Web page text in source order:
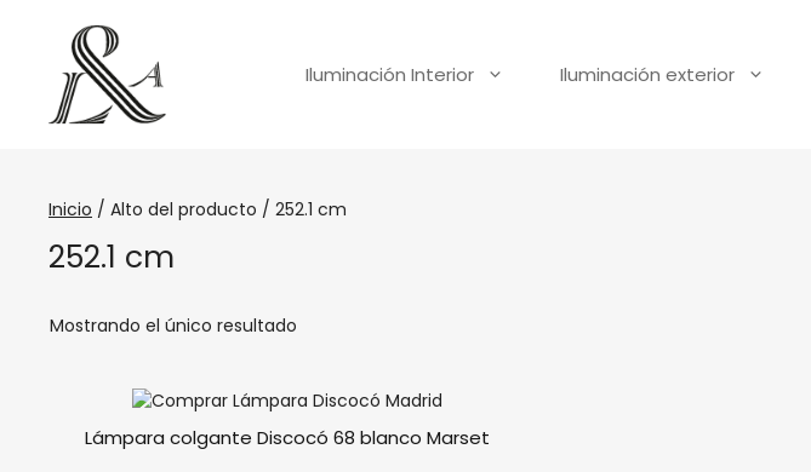
Iluminación Interior Iluminación exterior
Inicio / Alto del producto / 252.1 cm
252.1 cm
Mostrando el único resultado
Lámpara colgante Discocó 68 blanco Marset